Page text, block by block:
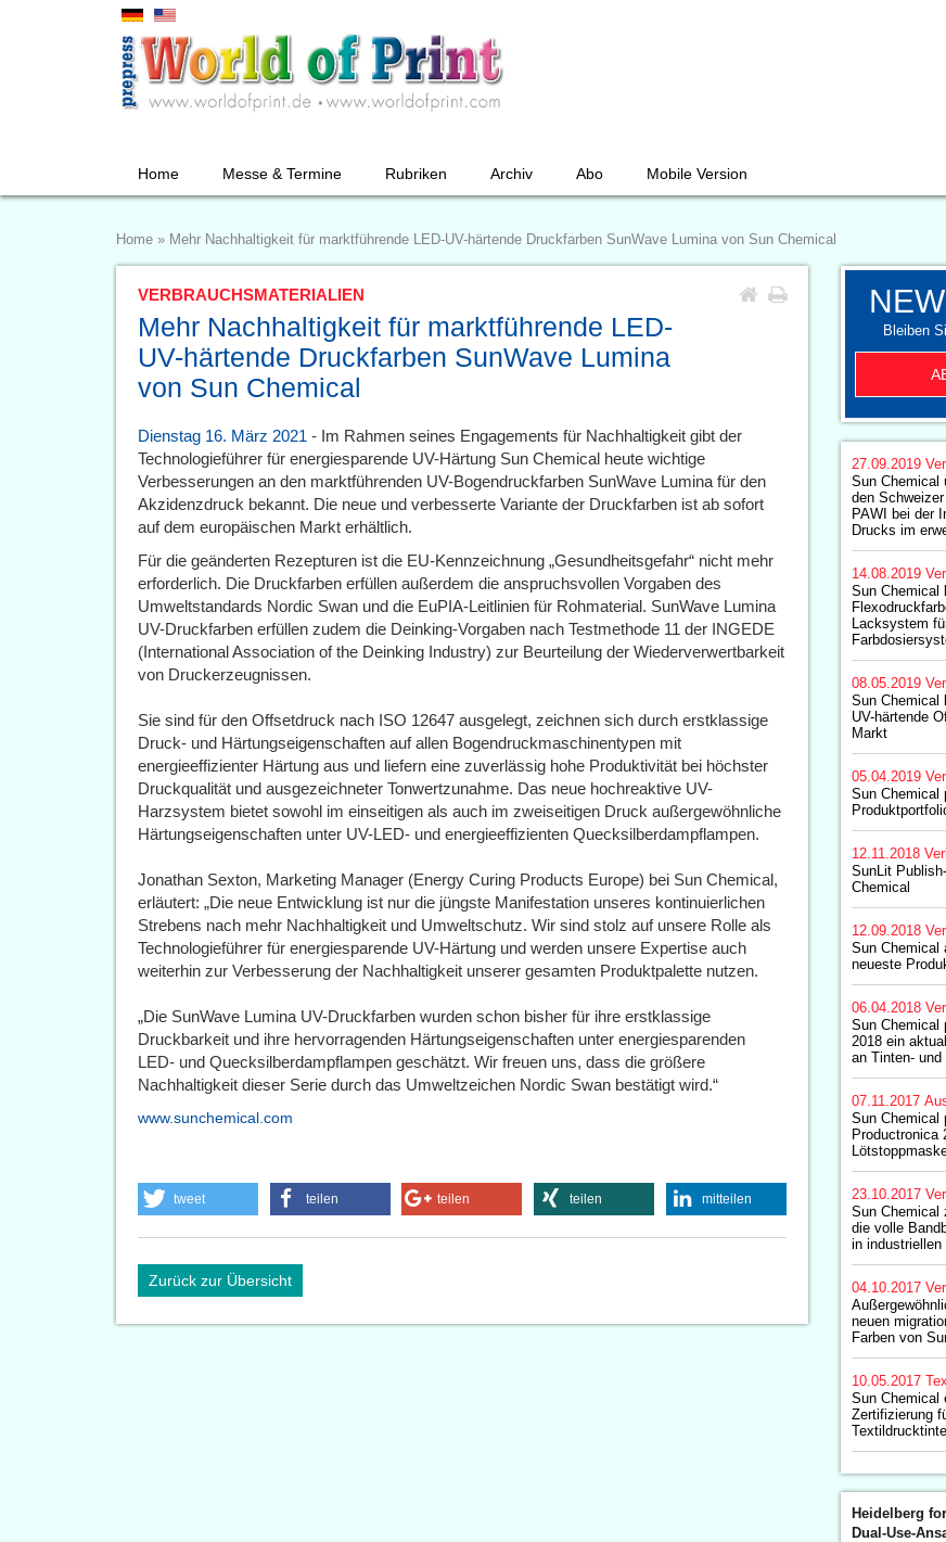
Home Messe & Termine Rubriken Archiv Abo Mobile Version
Home » Mehr Nachhaltigkeit für marktführende LED-UV-härtende Druckfarben SunWave Lumina von Sun Chemical
VERBRAUCHSMATERIALIEN
Mehr Nachhaltigkeit für marktführende LED-
UV-härtende Druckfarben SunWave Lumina
von Sun Chemical
Dienstag 16. März 2021 - Im Rahmen seines Engagements für Nachhaltigkeit gibt der
Technologieführer für energiesparende UV-Härtung Sun Chemical heute wichtige
Verbesserungen an den marktführenden UV-Bogendruckfarben SunWave Lumina für den
Akzidenzdruck bekannt. Die neue und verbesserte Variante der Druckfarben ist ab sofort
auf dem europäischen Markt erhältlich.
Für die geänderten Rezepturen ist die EU-Kennzeichnung „Gesundheitsgefahr“ nicht mehr
erforderlich. Die Druckfarben erfüllen außerdem die anspruchsvollen Vorgaben des
Umweltstandards Nordic Swan und die EuPIA-Leitlinien für Rohmaterial. SunWave Lumina
UV-Druckfarben erfüllen zudem die Deinking-Vorgaben nach Testmethode 11 der INGEDE
(International Association of the Deinking Industry) zur Beurteilung der Wiederverwertbarkeit
von Druckerzeugnissen.
Sie sind für den Offsetdruck nach ISO 12647 ausgelegt, zeichnen sich durch erstklassige
Druck- und Härtungseigenschaften auf allen Bogendruckmaschinentypen mit
energieeffizienter Härtung aus und liefern eine zuverlässig hohe Produktivität bei höchster
Druckqualität und ausgezeichneter Tonwertzunahme. Das neue hochreaktive UV-
Harzsystem bietet sowohl im einseitigen als auch im zweiseitigen Druck außergewöhnliche
Härtungseigenschaften unter UV-LED- und energieeffizienten Quecksilberdampflampen.
Jonathan Sexton, Marketing Manager (Energy Curing Products Europe) bei Sun Chemical,
erläutert: „Die neue Entwicklung ist nur die jüngste Manifestation unseres kontinuierlichen
Strebens nach mehr Nachhaltigkeit und Umweltschutz. Wir sind stolz auf unsere Rolle als
Technologieführer für energiesparende UV-Härtung und werden unsere Expertise auch
weiterhin zur Verbesserung der Nachhaltigkeit unserer gesamten Produktpalette nutzen.
„Die SunWave Lumina UV-Druckfarben wurden schon bisher für ihre erstklassige
Druckbarkeit und ihre hervorragenden Härtungseigenschaften unter energiesparenden
LED- und Quecksilberdampflampen geschätzt. Wir freuen uns, dass die größere
Nachhaltigkeit dieser Serie durch das Umweltzeichen Nordic Swan bestätigt wird.“
www.sunchemical.com
tweet teilen teilen teilen mitteilen
Zurück zur Übersicht
Bleiben
27.09.2019
Sun Chemical
den
PAWI bei der
Drucks im
14.08.2019
Sun Chemical
Lacksystem
08.05.2019
Sun Chemical
UV-härtende
Markt
05.04.2019
Sun Chemical
12.11.2018
SunLit
Chemical
12.09.2018
Sun Chemical
neueste
06.04.2018
Sun Chemical
2018 ein
an Tinten- und
07.11.2017
Sun Chemical
Productronica
23.10.2017
Sun Chemical
die volle
in industriellen
04.10.2017
neuen
Farben von
10.05.2017
Sun Chemical
Zertifizierung
Heidelberg
Dual-Use-